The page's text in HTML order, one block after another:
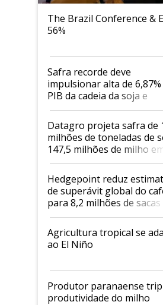
The Brazil Conference &
56%
Safra recorde deve
impulsionar alta de
PIB da cadeia da soja e
biodiesel em 2026
Datagro projeta safra de
milhões de toneladas de
147,5 milhões de milho em
2026/27
Hedgepoint reduz
de superávit global do
para 8,2 milhões de sacas
Agricultura tropical se
ao El Niño
Produtor paranaense
produtividade do milho